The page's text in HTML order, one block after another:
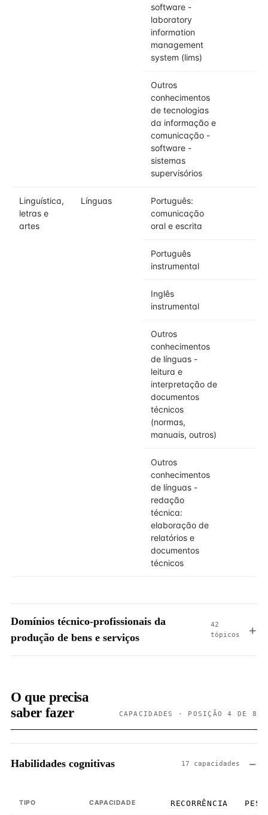
software -
laboratory
information
management
system (lims)
Outros
conhecimentos
de tecnologias
da informação e
comunicação -
software -
sistemas
supervisórios
Linguística,
letras e
artes
Línguas
Português:
comunicação
oral e escrita
Português
instrumental
Inglês
instrumental
Outros
conhecimentos
de línguas -
leitura e
interpretação de
documentos
técnicos
(normas,
manuais, outros)
Outros
conhecimentos
de línguas -
redação
técnica:
elaboração de
relatórios e
documentos
técnicos
Domínios técnico-profissionais da
produção de bens e serviços
42
tópicos
O que precisa
saber fazer
CAPACIDADES · POSIÇÃO 4 DE 8
Habilidades cognitivas 17 capacidades
TIPO CAPACIDADE RECORRÊNCIA PESO